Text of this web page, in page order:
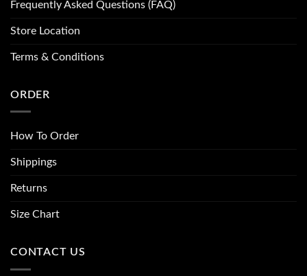
Frequently Asked Questions (FAQ)
Store Location
Terms & Conditions
ORDER
How To Order
Shippings
Returns
Size Chart
CONTACT US